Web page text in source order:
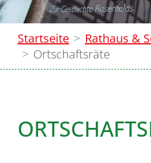
Startseite Rathaus &
Ortschaftsräte